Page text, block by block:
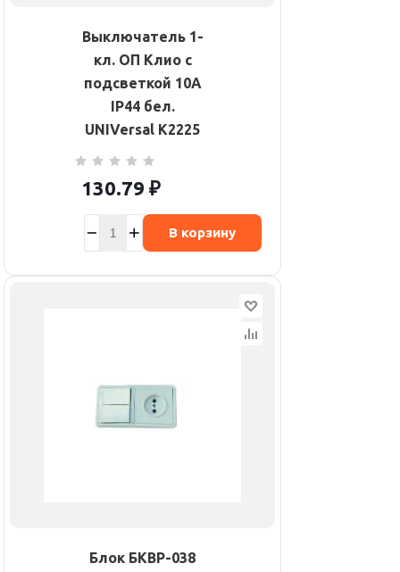
Выключатель 1-
кл. ОП Клио с
подсветкой 10А
IP44 бел.
UNIVersal К2225
130.79 ₽
В корзину
Блок БКВР-038